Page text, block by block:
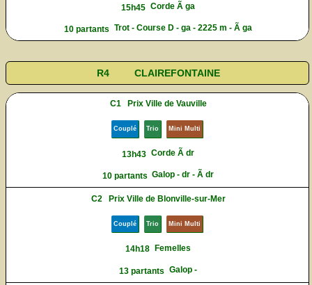
15h45 Corde Ã ga
10 partants Trot - Course D - ga - 2225 m - Ã ga
R4 CLAIREFONTAINE
C1 Prix Ville de Vauville
Couplé Trio Mini Multi
13h43 Corde Ã dr
10 partants Galop - dr - Ã dr
C2 Prix Ville de Blonville-sur-Mer
Couplé Trio Mini Multi
14h18 Femelles
13 partants Galop -